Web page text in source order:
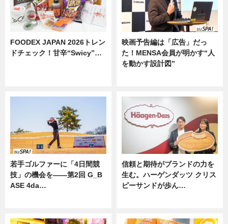
FOODEX JAPAN 2026トレン
ドチェック！甘辛“Swicy”…
映画予告編は「広告」だっ
た！MENSA会員が明かす“人
を動かす設計図”
若手ゴルファーに「4日間競
技」の機会を——第2回 G_B
ASE 4da…
信頼と期待がブランドの力を
生む。ハーゲンダッツ クリス
ピーサンドが歩ん…